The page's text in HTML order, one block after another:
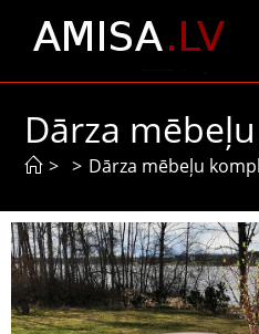
Dārza
> > Dārza mēbeļu